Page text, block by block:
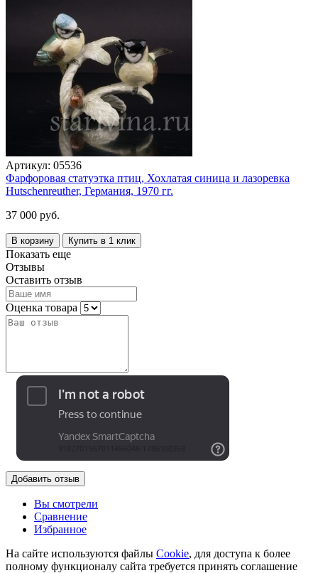
Артикул: 05536
Фарфоровая статуэтка птиц, Хохлатая синица и лазоревка
Hutschenreuther, Германия, 1970 гг.
37 000 руб.
В корзину Купить в 1 клик
Показать еще
Отзывы
Оставить отзыв
Оценка товара
Добавить отзыв
Вы смотрели
Сравнение
Избранное
На сайте используются файлы Cookie, для доступа к более
полному функционалу сайта требуется принять соглашение